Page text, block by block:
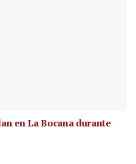
en La Bocana durante